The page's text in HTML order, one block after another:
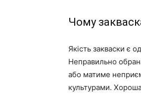
Чому
Якість закваски є
Неправильно
або матиме
культурами.